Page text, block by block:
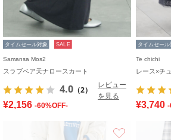
タイムセール対象 SALE
Samansa Mos2
スラブベア天ナロースカート
4.0 （2）
レビュー
を見る
¥2,156 -60%OFF-
タイムセール
Te chichi
レース×チ
¥3,740